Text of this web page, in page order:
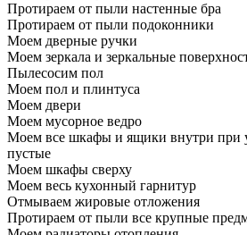
Протираем от пыли настенные бра
Протираем от пыли подоконники
Моем дверные ручки
Моем зеркала и зеркальные
Пылесосим пол
Моем пол и плинтуса
Моем двери
Моем мусорное ведро
Моем все шкафы и ящики внутри при
пустые
Моем шкафы сверху
Моем весь кухонный гарнитур
Отмываем жировые отложения
Протираем от пыли все крупные